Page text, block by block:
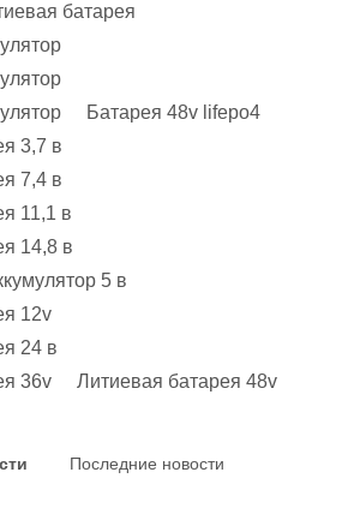
батарея
Батарея 48v lifepo4
3,7 в
7,4 в
11,1 в
14,8 в
5 в
12v
24 в
36v
Литиевая батарея 48v
Последние новости